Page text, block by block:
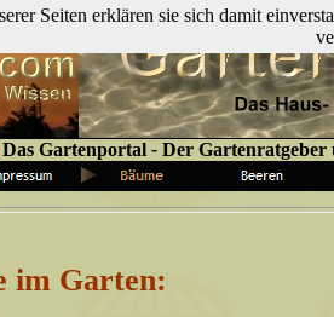
Das Gartenportal - Der Gartenratgeber
im Garten:
Seiten erklären sie sich damit